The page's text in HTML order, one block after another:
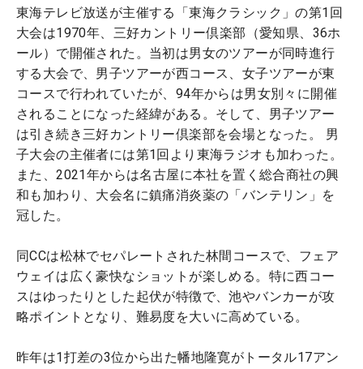
東海テレビ放送が主催する「東海クラシック」の第1回
大会は1970年、三好カントリー倶楽部（愛知県、36ホ
ール）で開催された。当初は男女のツアーが同時進行
する大会で、男子ツアーが西コース、女子ツアーが東
コースで行われていたが、94年からは男女別々に開催
されることになった経緯がある。そして、男子ツアー
は引き続き三好カントリー倶楽部を会場となった。 男
子大会の主催者には第1回より東海ラジオも加わった。
また、2021年からは名古屋に本社を置く総合商社の興
和も加わり、大会名に鎮痛消炎薬の「バンテリン」を
冠した。
同CCは松林でセパレートされた林間コースで、フェア
ウェイは広く豪快なショットが楽しめる。特に西コー
スはゆったりとした起伏が特徴で、池やバンカーが攻
略ポイントとなり、難易度を大いに高めている。
昨年は1打差の3位から出た幡地隆寛がトータル17アン